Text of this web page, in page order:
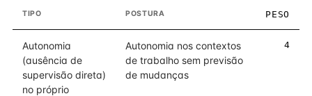
TIPO POSTURA PESO
Autonomia
(ausência de
supervisão direta)
no próprio
Autonomia nos contextos
de trabalho sem previsão
de mudanças
4